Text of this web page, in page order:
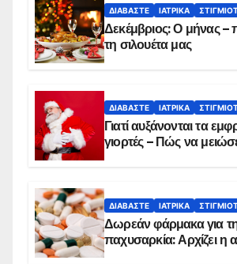
ΔΙΑΒΆΣΤΕ ΙΑΤΡΙΚΆ
Δεκέμβριος: Ο μήνας –
τη σιλουέτα μας
ΔΙΑΒΆΣΤΕ ΙΑΤΡΙΚΆ
Γιατί αυξάνονται τα
γιορτές – Πώς να
ΔΙΑΒΆΣΤΕ ΙΑΤΡΙΚΆ
Δωρεάν φάρμακα για
παχυσαρκία: Αρχίζει η